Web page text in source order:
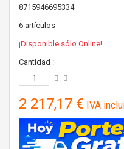
8715946695334
6 artículos
¡Disponible sólo Online!
Cantidad :
2 217,17 € IVA